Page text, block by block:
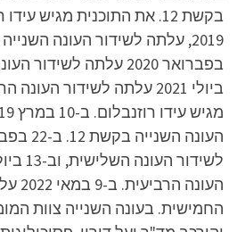
ביולי 2021 עלתה לשידור
החמישית. בעונה השנייה צוות